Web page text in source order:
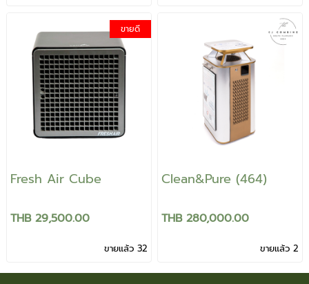
ขายดี
Fresh Air Cube
THB 29,500.00
ขายแล้ว 32
Clean&Pure (464)
THB 280,000.00
ขายแล้ว 2